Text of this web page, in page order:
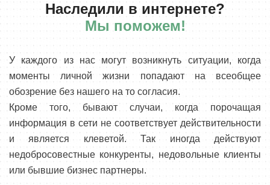
Наследили в интернете?
Мы поможем!
У каждого из нас могут возникнуть ситуации, когда
моменты личной жизни попадают на всеобщее
обозрение без нашего на то согласия.
Кроме того, бывают случаи, когда порочащая
информация в сети не соответствует действительности
и является клеветой. Так иногда действуют
недобросовестные конкуренты, недовольные клиенты
или бывшие бизнес партнеры.